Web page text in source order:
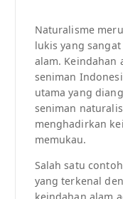
Naturalisme
lukis yang
alam. Keindahan
seniman
utama yang
seniman
menghadirkan
memukau.
Salah satu
yang terkenal